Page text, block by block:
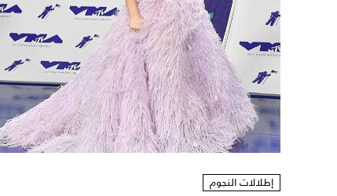
إطلالات النجوم